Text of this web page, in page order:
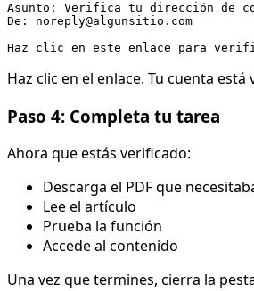
Asunto: Verifica tu dirección de
De: noreply@algunsitio.com
Haz clic en el enlace. Tu cuenta está
Paso 4: Completa tu tarea
Ahora que estás verificado:
Descarga el PDF que
Lee el artículo
Prueba la función
Accede al contenido
Una vez que termines, cierra la